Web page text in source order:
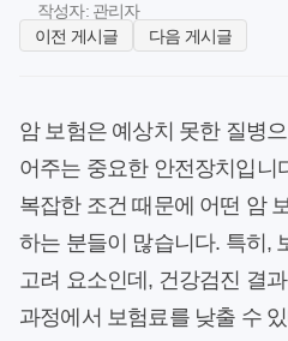
작성자: 관리자
이전 게시글
다음 게시글
암 보험은 예상치 못한 질병
어주는 중요한 안전장치입니
복잡한 조건 때문에 어떤 암
하는 분들이 많습니다. 특히,
고려 요소인데, 건강검진 결
과정에서 보험료를 낮출 수